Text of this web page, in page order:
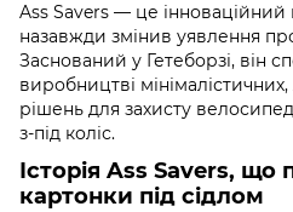
Ass Savers — це
назавжди змінив уявлення
Заснований у Гетеборзі, він
виробництві
рішень для захисту
з-під коліс.
Історія Ass Savers, що
картонки під сідлом